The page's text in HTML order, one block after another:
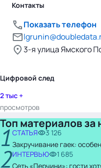
Контакты
Показать телефон
3-я улица Ямского
Цифровой след
2 тыс +
просмотров
Топ материалов
1 СТАТЬЯ
3 126
Закручивание гаек:
2ИНТЕРВЬЮ
1 685
Сеть «Перчини»: гости